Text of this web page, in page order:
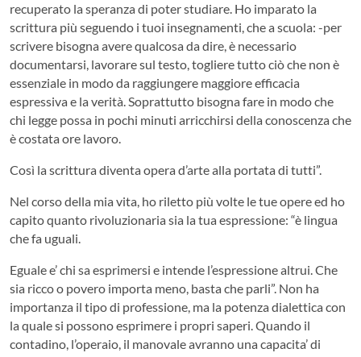
recuperato la speranza di poter studiare. Ho imparato la
scrittura più seguendo i tuoi insegnamenti, che a scuola: -per
scrivere bisogna avere qualcosa da dire, è necessario
documentarsi, lavorare sul testo, togliere tutto ciò che non è
essenziale in modo da raggiungere maggiore efficacia
espressiva e la verità. Soprattutto bisogna fare in modo che
chi legge possa in pochi minuti arricchirsi della conoscenza che
è costata ore lavoro.
Così la scrittura diventa opera d’arte alla portata di tutti”.
Nel corso della mia vita, ho riletto più volte le tue opere ed ho
capito quanto rivoluzionaria sia la tua espressione: “è lingua
che fa uguali.
Eguale e’ chi sa esprimersi e intende l’espressione altrui. Che
sia ricco o povero importa meno, basta che parli”. Non ha
importanza il tipo di professione, ma la potenza dialettica con
la quale si possono esprimere i propri saperi. Quando il
contadino, l’operaio, il manovale avranno una capacita’ di